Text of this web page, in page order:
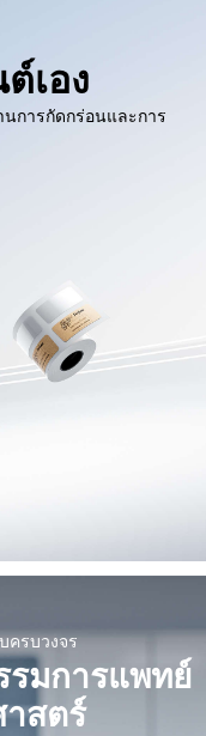
เอง
การกัดกร่อนและการ
ครบวงจร
มการแพทย์
สตร์​